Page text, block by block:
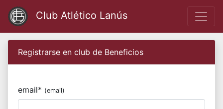
Club Atlético Lanús
Registrarse en club de Beneficios
email* (email)